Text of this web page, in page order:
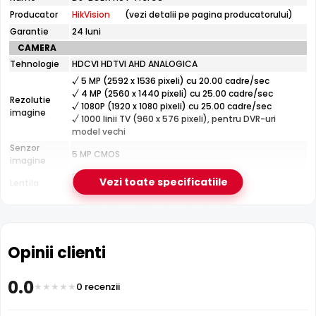
Infrarosu 40m
HikVision DS-2CE17H0T-IT3F3C dispune de iluminare
infrarosu cu raza de actiune de pana la40 metri, oferind
vizibilitate clara pe intuneric total. LED-urile IR sunt
invizibile ochiului uman si nu deranjeaza.
HikVision
DS-
2CE17H0T-
IT3F3C
Producator
HikVision
(vezi detalii pe pagina producatorului)
Garantie
24 luni
CAMERA
Tehnologie
HDCVI HDTVI AHD ANALOGICA
Rezolutie
imagine
√ 5 MP (2592 x 1536 pixeli) cu 20.00 cadre/sec
√ 4 MP (2560 x 1440 pixeli) cu 25.00 cadre/sec
√ 1080P (1920 x 1080 pixeli) cu 25.00 cadre/sec
√ 1000 linii TV (960 x 576 pixeli), pentru DVR-uri
model vechi
Senzor
imagine
5 MP CMOS
Fixa
Distanta focala: 3.6 mm(80.0°)
Format
Cu picior
Material
Carcasa
Plastic si metal
Vezi toate specificatiile
Opinii clienti
0.0 0 recenzii